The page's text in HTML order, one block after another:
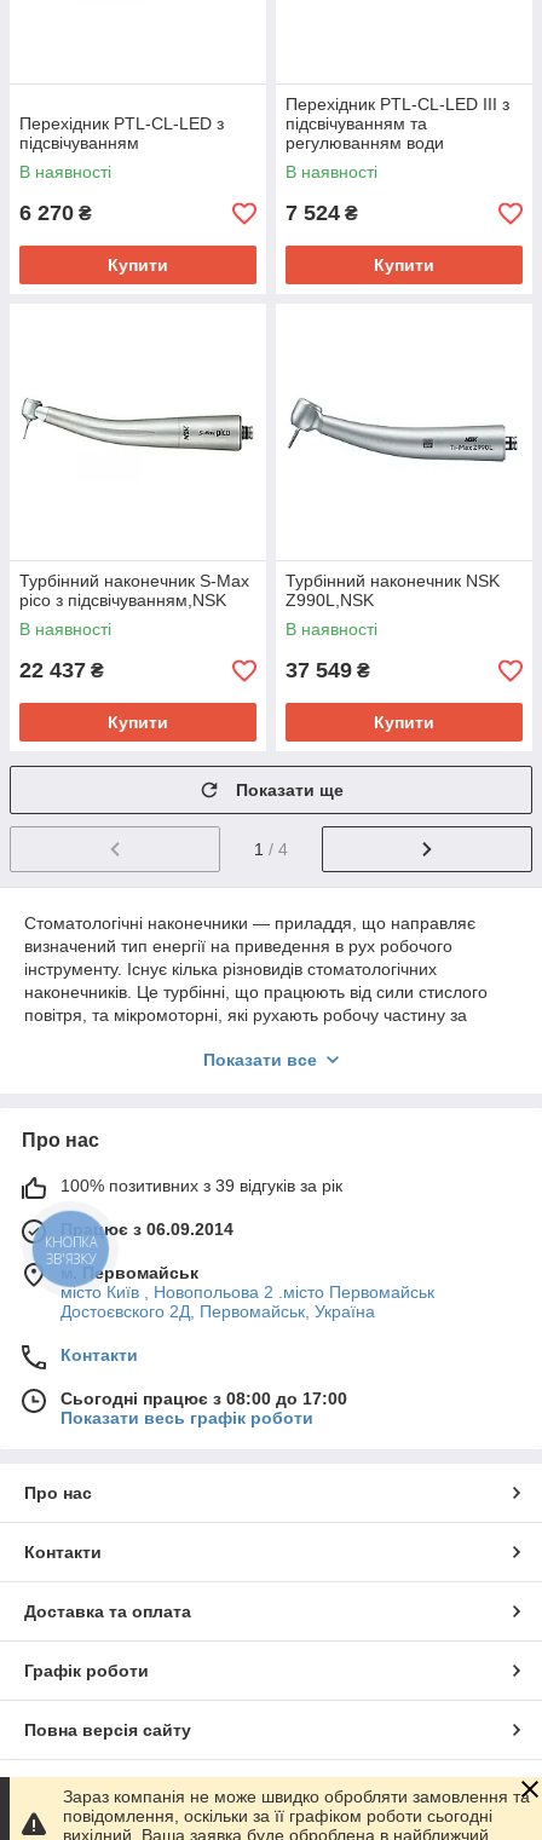
Перехідник PTL-CL-LED з
підсвічуванням
В наявності
6 270 ₴
Купити
Перехідник PTL-CL-LED III з
підсвічуванням та
регулюванням води
В наявності
7 524 ₴
Купити
Турбінний наконечник S-Max
pico з підсвічуванням,NSK
В наявності
22 437 ₴
Купити
Турбінний наконечник NSK
Z990L,NSK
В наявності
37 549 ₴
Купити
Показати ще
1 / 4
Стоматологічні наконечники — приладдя, що направляє
визначений тип енергії на приведення в рух робочого
інструменту. Існує кілька різновидів стоматологічних
наконечників. Це турбінні, що працюють від сили стислого
повітря, та мікромоторні, які рухають робочу частину за
мікромоторних розрізняють прямі та кутові моделі.
швидкістю обертання;
наявністю підсвічування чи його відсутністю;
видом системи охолодження;
передавальним відношенням.
використовують в дитячій стоматології, а стандарт midi — в
охолодження потрібна обов’язково. Це пов’язано з високою
швидкістю обертання.
того, в нашому інтернет-магазині представлено все для
обслуговування стоматологічних наконечників: спреї-
мастила, роторна група, пневмомотори тощо.
Показати все
Про нас
100% позитивних з 39 відгуків за рік
Працює з 06.09.2014
м. Первомайськ
місто Київ , Новопольова 2 .місто Первомайськ
Достоєвского 2Д, Первомайськ, Україна
Контакти
Сьогодні працює з 08:00 до 17:00
Показати весь графік роботи
Про нас
Контакти
Доставка та оплата
Графік роботи
Повна версія сайту
Сайт створено на маркетплейсі Prom.ua
Зараз компанія не може швидко обробляти замовлення та
повідомлення, оскільки за її графіком роботи сьогодні
вихідний. Ваша заявка буде оброблена в найближчий